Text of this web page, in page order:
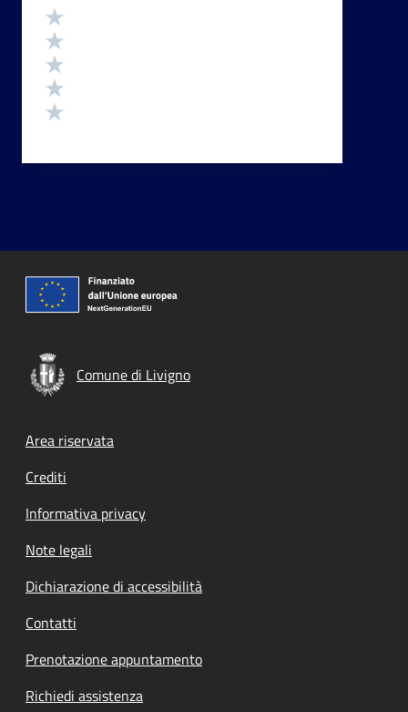
Valutazione
Comune di Livigno
Footer menu
Area riservata
Crediti
Informativa privacy
Note legali
Dichiarazione di accessibilità
Contatti
Prenotazione appuntamento
Richiedi assistenza